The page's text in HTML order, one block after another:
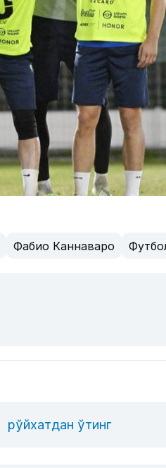
Фабио Каннаваро
рўйхатдан ўтинг